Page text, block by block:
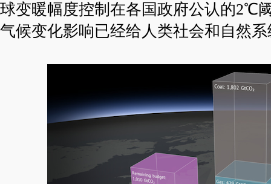
球变暖幅度控制在各国政府公认的2℃
气候变化影响已经给人类社会和自然